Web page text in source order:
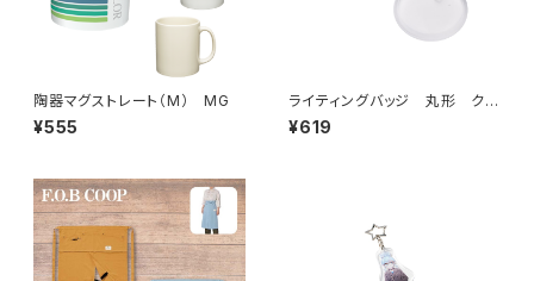
陶器マグストレート（M） MG
¥555
ライティングバッジ 丸形 クリ
ア MG
¥619